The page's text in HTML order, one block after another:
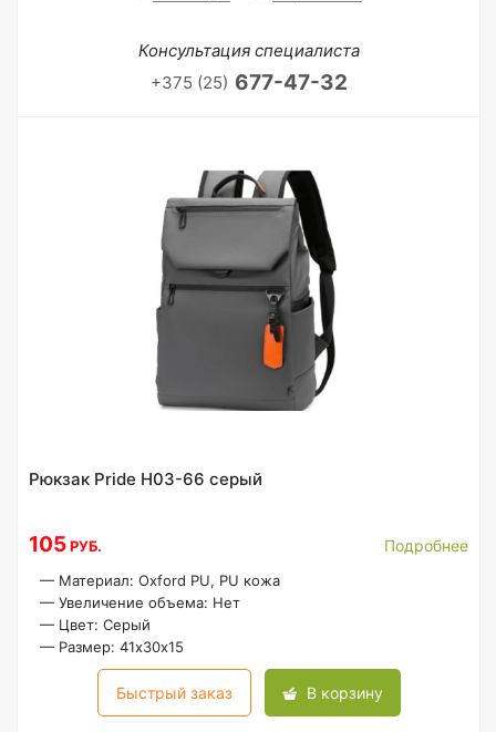
Консультация специалиста
+375 (25) 677-47-32
Рюкзак Pride H03-66 серый
105РУБ. Подробнее
— Материал: Oxford PU, PU кожа
— Увеличение объема: Нет
— Цвет: Серый
— Размер: 41х30х15
Быстрый заказ В корзину